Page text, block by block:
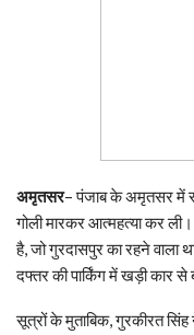
अमृतसर– पंजाब के अमृतसर में
गोली मारकर आत्महत्या कर
है, जो गुरदासपुर का रहने वाला
दफ्तर की पार्किंग में खड़ी कार
सूत्रों के मुताबिक, गुरकीरत सिंह